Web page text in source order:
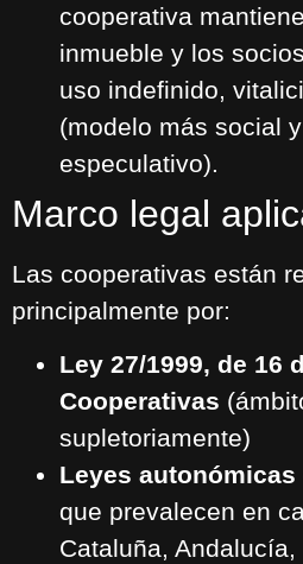
cooperativa
inmueble y los
uso indefinido,
(modelo más social
especulativo).
Marco legal
Las cooperativas están
principalmente por:
Ley 27/1999, de 16
Cooperativas
supletoriamente)
Leyes
que prevalecen en
Cataluña,